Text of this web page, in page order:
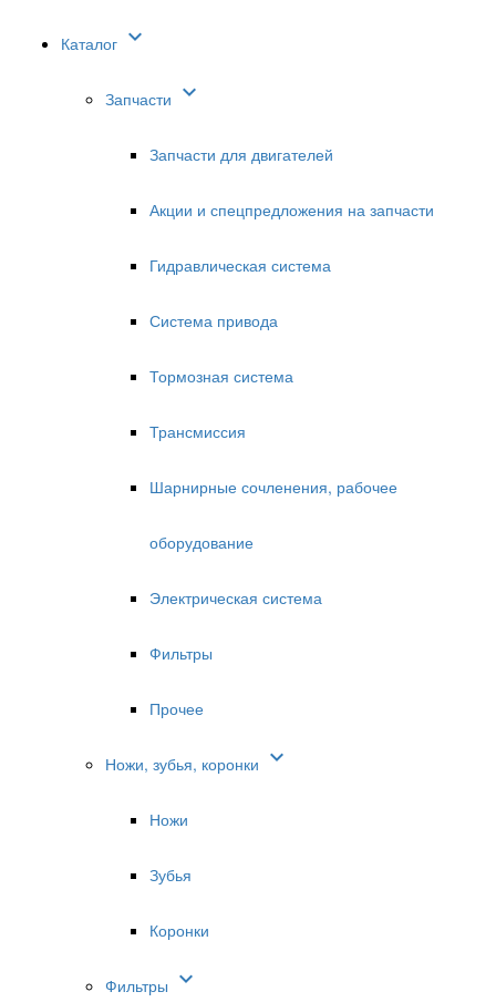
Каталог 
Запчасти 
Запчасти для двигателей
Акции и спецпредложения на запчасти
Гидравлическая система
Система привода
Тормозная система
Трансмиссия
Шарнирные сочленения, рабочее
оборудование
Электрическая система
Фильтры
Прочее
Ножи, зубья, коронки 
Ножи
Зубья
Коронки
Фильтры 